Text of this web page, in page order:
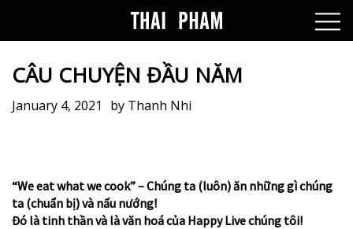
CÂU CHUYỆN ĐẦU NĂM
January 4, 2021 by Thanh Nhi
“We eat what we cook” – Chúng ta (luôn) ăn những gì chúng
ta (chuẩn bị) và nấu nướng!
Đó là tinh thần và là văn hoá của Happy Live chúng tôi!